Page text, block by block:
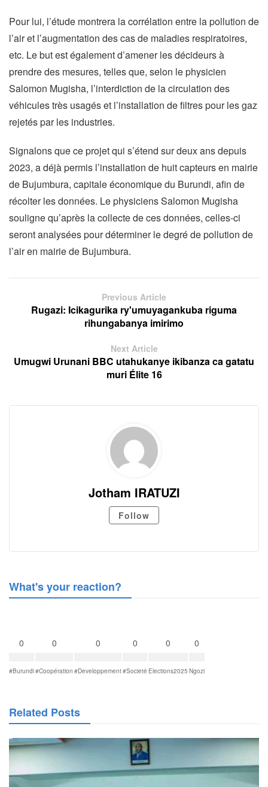
Pour lui, l’étude montrera la corrélation entre la pollution de
l’air et l’augmentation des cas de maladies respiratoires,
etc. Le but est également d’amener les décideurs à
prendre des mesures, telles que, selon le physicien
Salomon Mugisha, l’interdiction de la circulation des
véhicules très usagés et l’installation de filtres pour les gaz
rejetés par les industries.
Signalons que ce projet qui s’étend sur deux ans depuis
2023, a déjà permis l’installation de huit capteurs en mairie
de Bujumbura, capitale économique du Burundi, afin de
récolter les données. Le physiciens Salomon Mugisha
souligne qu’après la collecte de ces données, celles-ci
seront analysées pour déterminer le degré de pollution de
l’air en mairie de Bujumbura.
Previous Article
Rugazi: Icikagurika ry'umuyagankuba riguma
rihungabanya imirimo
Next Article
Umugwi Urunani BBC utahukanye ikibanza ca gatatu
muri Élite 16
Jotham IRATUZI
Follow
What's your reaction?
0
#Burundi
0
#Coopération
0
#Developpement
0
#Societé
0
Elections2025
0
Ngozi
Related Posts